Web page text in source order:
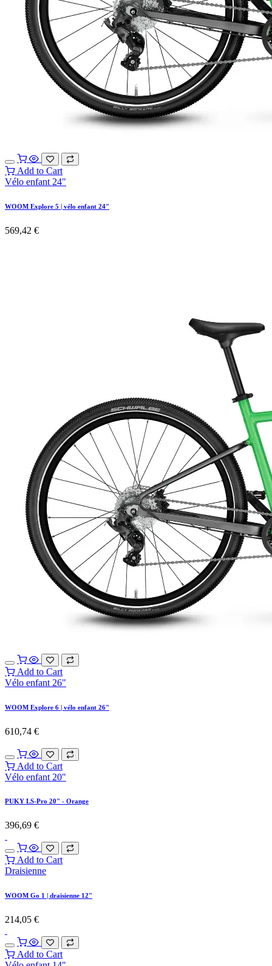
Add to Cart
Vélo enfant 24"
WOOM Explore 5 | vélo enfant 24"
569,42 €
Add to Cart
Vélo enfant 26"
WOOM Explore 6 | vélo enfant 26"
610,74 €
Add to Cart
Vélo enfant 20"
PUKY LS-Pro 20" - Orange
396,69 €
Add to Cart
Draisienne
WOOM Go 1 | draisienne 12"
214,05 €
Add to Cart